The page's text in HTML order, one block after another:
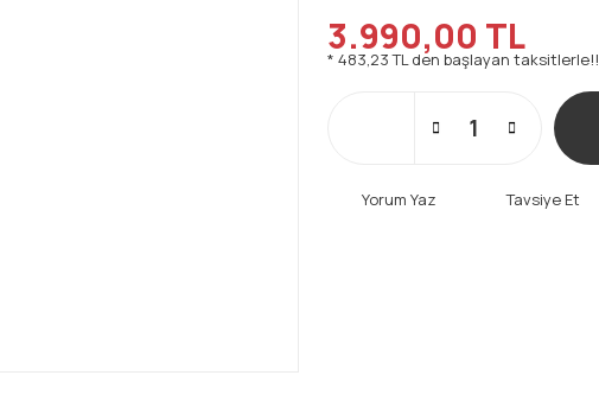
3.990,00 TL
* 483,23 TL den başlayan taksitlerle!!
Yorum Yaz Tavsiye Et